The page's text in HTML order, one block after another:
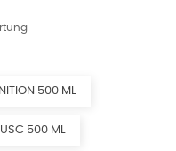
500 ML
500 ML